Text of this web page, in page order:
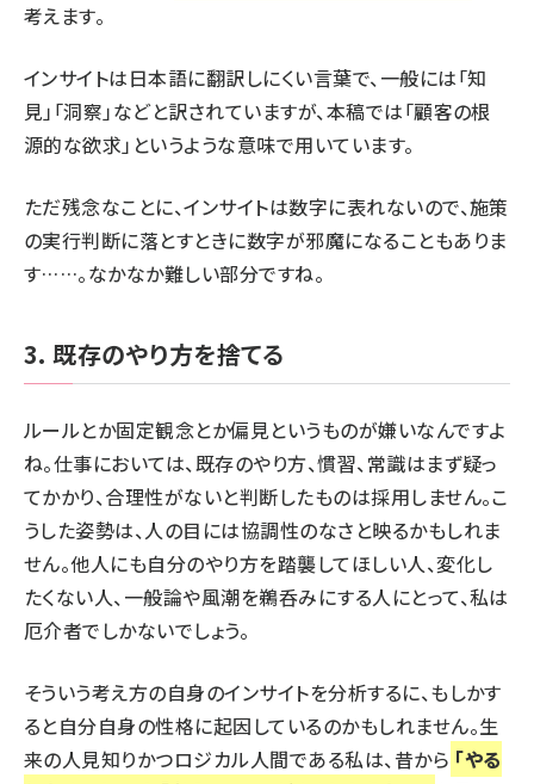
考えます。
インサイトは日本語に翻訳しにくい言葉で、一般には「知
見」「洞察」などと訳されていますが、本稿では「顧客の根
源的な欲求」というような意味で用いています。
ただ残念なことに、インサイトは数字に表れないので、施策
の実行判断に落とすときに数字が邪魔になることもありま
す……。なかなか難しい部分ですね。
3. 既存のやり方を捨てる
ルールとか固定観念とか偏見というものが嫌いなんですよ
ね。仕事においては、既存のやり方、慣習、常識はまず疑っ
てかかり、合理性がないと判断したものは採用しません。こ
うした姿勢は、人の目には協調性のなさと映るかもしれま
せん。他人にも自分のやり方を踏襲してほしい人、変化し
たくない人、一般論や風潮を鵜呑みにする人にとって、私は
厄介者でしかないでしょう。
そういう考え方の自身のインサイトを分析するに、もしかす
ると自分自身の性格に起因しているのかもしれません。生
来の人見知りかつロジカル人間である私は、昔から 「やる